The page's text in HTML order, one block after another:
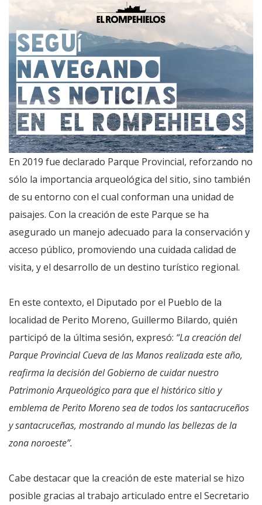
En 2019 fue declarado Parque Provincial, reforzando no
sólo la importancia arqueológica del sitio, sino también
de su entorno con el cual conforman una unidad de
paisajes. Con la creación de este Parque se ha
asegurado un manejo adecuado para la conservación y
acceso público, promoviendo una cuidada calidad de
visita, y el desarrollo de un destino turístico regional.
En este contexto, el Diputado por el Pueblo de la
localidad de Perito Moreno, Guillermo Bilardo, quién
participó de la última sesión, expresó: “La creación del
Parque Provincial Cueva de las Manos realizada este año,
reafirma la decisión del Gobierno de cuidar nuestro
Patrimonio Arqueológico para que el histórico sitio y
emblema de Perito Moreno sea de todos los santacruceños
y santacruceñas, mostrando al mundo las bellezas de la
zona noroeste”.
Cabe destacar que la creación de este material se hizo
posible gracias al trabajo articulado entre el Secretario